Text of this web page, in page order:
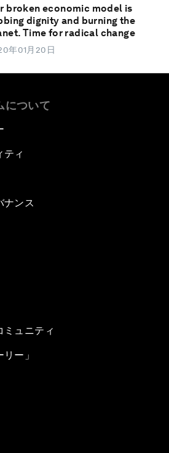
broken economic model is
dignity and burning the
Time for radical change
年01月20日
について
ティ
ナンス
ミュニティ
ー」